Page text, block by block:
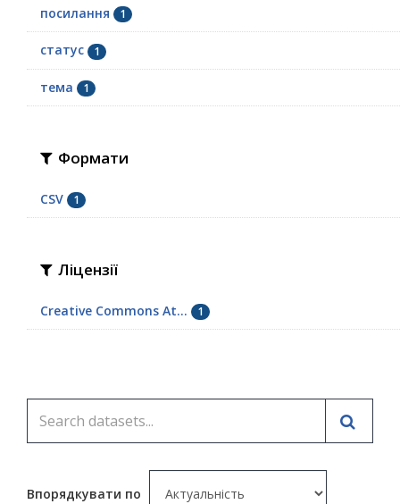
посилання 1
статус 1
тема 1
Формати
CSV 1
Ліцензії
Creative Commons At... 1
Впорядкувати по